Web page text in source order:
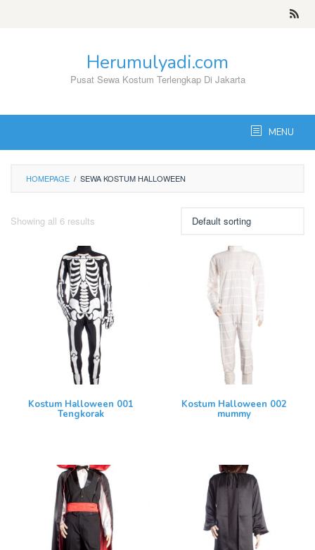
Herumulyadi.com
Pusat Sewa Kostum Terlengkap Di Jakarta
MENU
HOMEPAGE / SEWA KOSTUM HALLOWEEN
Showing all 6 results
Kostum Halloween 001
Tengkorak
Kostum Halloween 002
mummy